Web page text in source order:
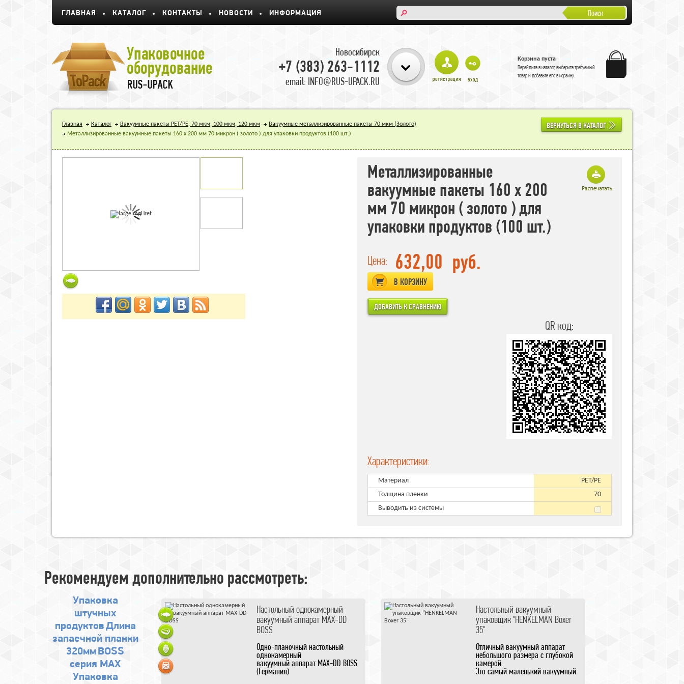
ГЛАВНАЯ КАТАЛОГ КОНТАКТЫ НОВОСТИ ИНФОРМАЦИЯ Поиск
Новосибирск
+7 (383) 263-1112
email: INFO@RUS-UPACK.RU
Корзина пуста
Перейдите вкаталог, выберите требуемый
товар и добавьте его в корзину.
Главная Каталог Вакуумные пакеты PET/PE, 70 мкм, 100 мкм, 120 мкм
Вакуумные металлизированные пакеты 70 мкм (Золото)
Металлизированные вакуумные пакеты 160 х 200 мм 70 микрон ( золото ) для упаковки продуктов (100 шт.)
ВЕРНУТЬСЯ В КАТАЛОГ
Металлизированные
вакуумные пакеты 160 х 200
мм 70 микрон ( золото ) для
упаковки продуктов (100 шт.)
Цена: 632,00 руб.
В КОРЗИНУ
QR код:
Характеристики:
Материал
PET/PE
Толщина пленки
70
Выводить из системы
Рекомендуем дополнительно рассмотреть:
Упаковка
штучных
продуктовДлина
запаечной планки
320мм BOSS
серия MAX
Упаковка
Настольный однокамерный
вакуумный аппарат MAX-DD
BOSS
Одно-планочный настольный
однокамерный
вакуумный аппарат MAX-DD BOSS
(Германия)
Настольный вакуумный
упаковщик "HENKELMAN Boxer
35"
Отличный вакуумный аппарат
небольшого размера с глубокой
камерой.
Это самый маленький вакуумный